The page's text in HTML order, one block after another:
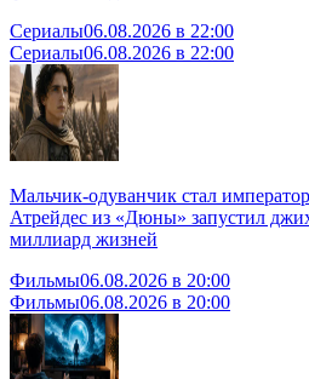
Сериалы06.08.2026 в 22:00
Сериалы06.08.2026 в 22:00
Мальчик-одуванчик стал
Атрейдес из «Дюны» запустил
миллиард жизней
Фильмы06.08.2026 в 20:00
Фильмы06.08.2026 в 20:00